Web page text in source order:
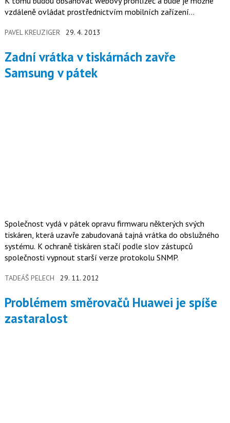
vzdáleně ovládat prostřednictvím mobilních zařízení
PAVEL KREUZIGER 29. 4. 2013
Zadní vrátka v tiskárnách zavře
Samsung v pátek
Společnost vydá v pátek opravu firmwaru některých svých
tiskáren, která uzavře zabudovaná tajná vrátka do obslužného
systému. K ochraně tiskáren stačí podle slov zástupců
společnosti vypnout starší verze protokolu SNMP.
TADEÁŠ PELECH 29. 11. 2012
Problémem směrovačů Huawei je spíše
zastaralost